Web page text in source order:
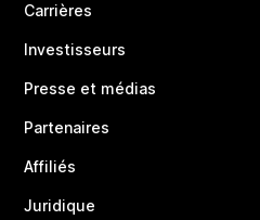
Carrières
Investisseurs
Presse et médias
Partenaires
Affiliés
Juridique